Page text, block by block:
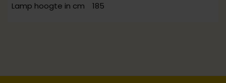
Lamp hoogte in cm
185